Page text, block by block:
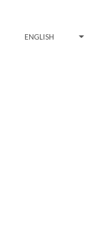
ENGLISH